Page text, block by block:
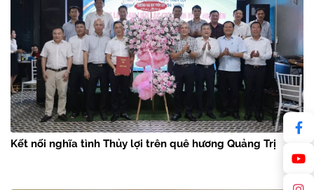
Kết nối nghĩa tình Thủy lợi trên quê hương Quảng Trị